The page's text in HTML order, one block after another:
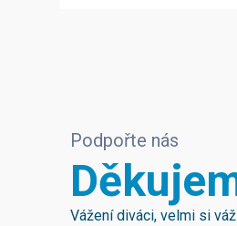
Podpořte nás
Vážení diváci, velmi si